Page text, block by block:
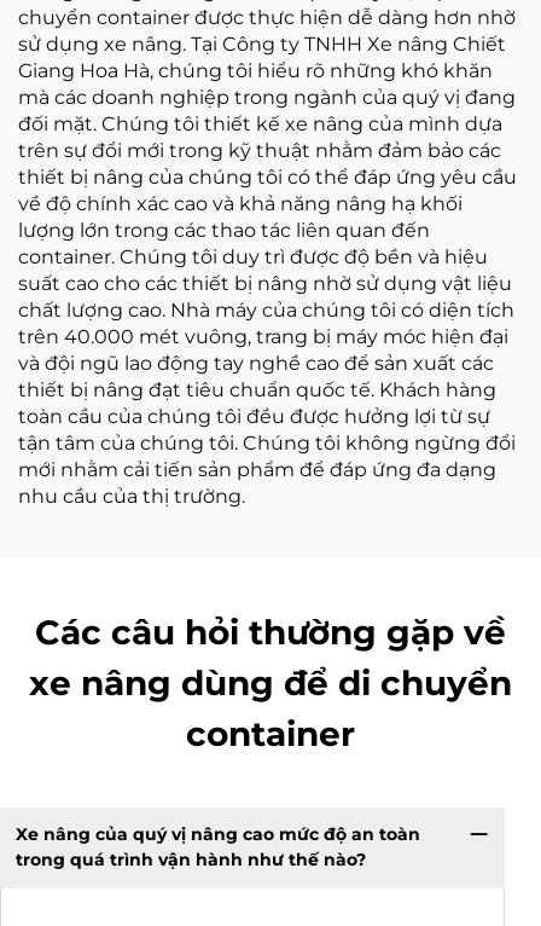
chuyển container được thực hiện dễ dàng hơn nhờ
sử dụng xe nâng. Tại Công ty TNHH Xe nâng Chiết
Giang Hoa Hà, chúng tôi hiểu rõ những khó khăn
mà các doanh nghiệp trong ngành của quý vị đang
đối mặt. Chúng tôi thiết kế xe nâng của mình dựa
trên sự đổi mới trong kỹ thuật nhằm đảm bảo các
thiết bị nâng của chúng tôi có thể đáp ứng yêu cầu
về độ chính xác cao và khả năng nâng hạ khối
lượng lớn trong các thao tác liên quan đến
container. Chúng tôi duy trì được độ bền và hiệu
suất cao cho các thiết bị nâng nhờ sử dụng vật liệu
chất lượng cao. Nhà máy của chúng tôi có diện tích
trên 40.000 mét vuông, trang bị máy móc hiện đại
và đội ngũ lao động tay nghề cao để sản xuất các
thiết bị nâng đạt tiêu chuẩn quốc tế. Khách hàng
toàn cầu của chúng tôi đều được hưởng lợi từ sự
tận tâm của chúng tôi. Chúng tôi không ngừng đổi
mới nhằm cải tiến sản phẩm để đáp ứng đa dạng
nhu cầu của thị trường.
Các câu hỏi thường gặp về
xe nâng dùng để di chuyển
container
Xe nâng của quý vị nâng cao mức độ an toàn
trong quá trình vận hành như thế nào?